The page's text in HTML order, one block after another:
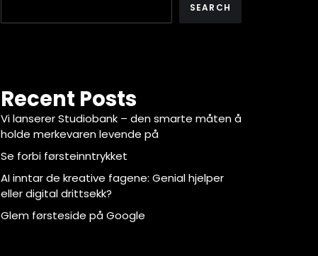
SEARCH
Recent Posts
Vi lanserer Studiobank – den smarte måten å
holde merkevaren levende på
Se forbi førsteinntrykket
AI inntar de kreative fagene: Genial hjelper
eller digital drittsekk?
Glem førsteside på Google